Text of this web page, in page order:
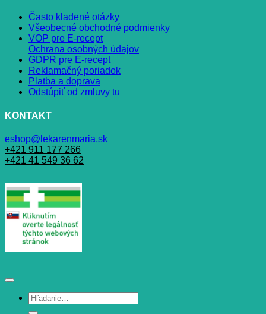
Často kladené otázky
Všeobecné obchodné podmienky
VOP pre E-recept
Ochrana osobných údajov
GDPR pre E-recept
Reklamačný poriadok
Platba a doprava
Odstúpiť od zmluvy tu
KONTAKT
eshop@lekarenmaria.sk
+421 911 177 266
+421 41 549 36 62
Hľadať: